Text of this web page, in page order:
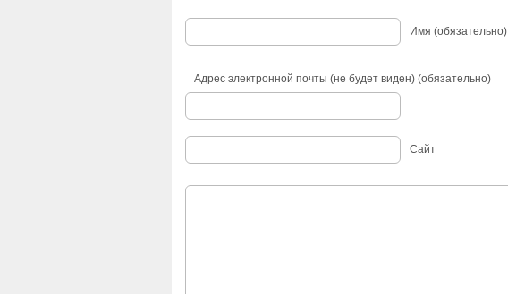
Имя (обязательно)
Адрес электронной почты (не будет виден) (обязательно)
Сайт